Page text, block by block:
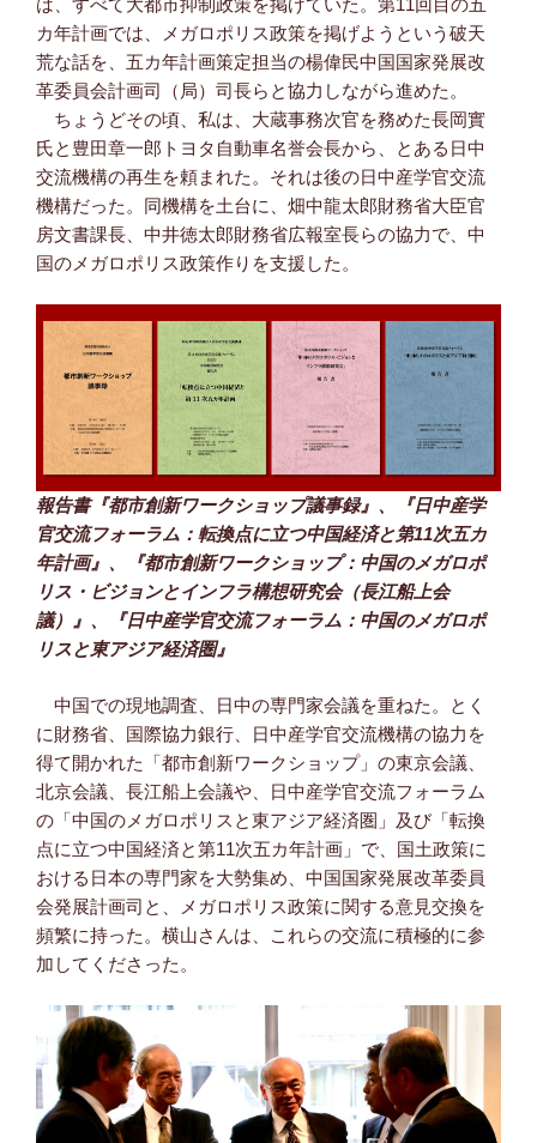
カ年計画では、メガロポリス政策を掲げようという破天
荒な話を、五カ年計画策定担当の楊偉民中国国家発展改
革委員会計画司（局）司長らと協力しながら進めた。
ちょうどその頃、私は、大蔵事務次官を務めた長岡實
氏と豊田章一郎トヨタ自動車名誉会長から、とある日中
交流機構の再生を頼まれた。それは後の日中産学官交流
機構だった。同機構を土台に、畑中龍太郎財務省大臣官
房文書課長、中井徳太郎財務省広報室長らの協力で、中
国のメガロポリス政策作りを支援した。
報告書『都市創新ワークショップ議事録』、『日中産学
官交流フォーラム：転換点に立つ中国経済と第11次五カ
年計画』、『都市創新ワークショップ：中国のメガロポ
リス・ビジョンとインフラ構想研究会（長江船上会
議）』、『日中産学官交流フォーラム：中国のメガロポ
リスと東アジア経済圏』
中国での現地調査、日中の専門家会議を重ねた。とく
に財務省、国際協力銀行、日中産学官交流機構の協力を
得て開かれた「都市創新ワークショップ」の東京会議、
北京会議、長江船上会議や、日中産学官交流フォーラム
の「中国のメガロポリスと東アジア経済圏」及び「転換
点に立つ中国経済と第11次五カ年計画」で、国土政策に
おける日本の専門家を大勢集め、中国国家発展改革委員
会発展計画司と、メガロポリス政策に関する意見交換を
頻繁に持った。横山さんは、これらの交流に積極的に参
加してくださった。